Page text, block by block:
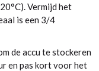
Vermijd het
is een 3/4
de accu te stockeren
en pas kort voor het